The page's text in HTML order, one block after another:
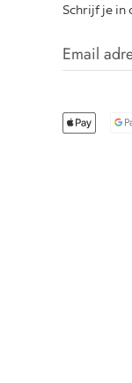
Schrijf je in